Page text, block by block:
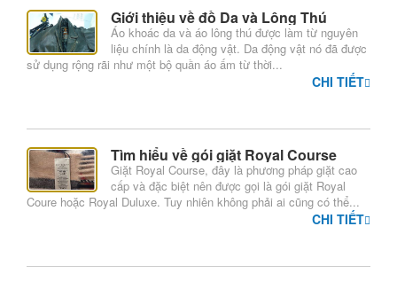
quản
nhận
tại
Dịch
Giới thiệu về đồ Da và Lông Thú
Áo khoác da và áo lông thú được làm từ nguyên
liệu chính là da động vật. Da động vật nó đã được
sử dụng rộng rãi như một bộ quần áo ấm từ thời...
CHI TIẾT
Tìm hiểu về gói giặt Royal Course
Giặt Royal Course, đây là phương pháp giặt cao
cấp và đặc biệt nên được gọi là gói giặt Royal
Coure hoặc Royal Duluxe. Tuy nhiên không phải ai cũng có thể...
CHI TIẾT